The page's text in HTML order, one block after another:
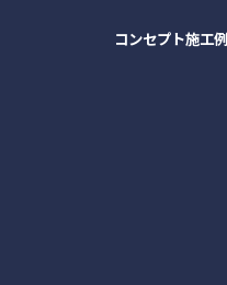
コンセプト施工例